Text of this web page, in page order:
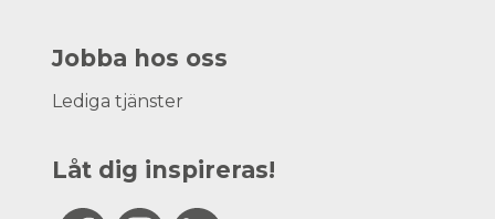
Jobba hos oss
Lediga tjänster
Låt dig inspireras!